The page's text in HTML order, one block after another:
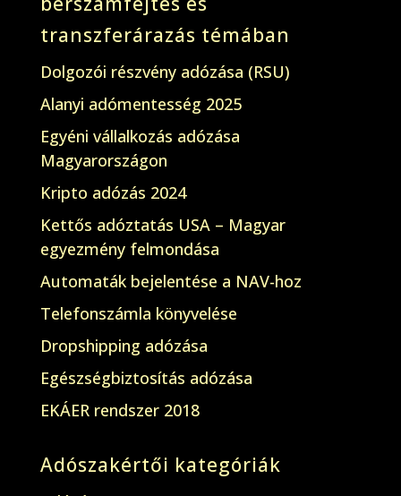
transzferárazás témában
Dolgozói részvény adózása (RSU)
Alanyi adómentesség 2025
Egyéni vállalkozás adózása
Magyarországon
Kripto adózás 2024
Kettős adóztatás USA – Magyar
egyezmény felmondása
Automaták bejelentése a NAV-hoz
Telefonszámla könyvelése
Dropshipping adózása
Egészségbiztosítás adózása
EKÁER rendszer 2018
Adószakértői kategóriák